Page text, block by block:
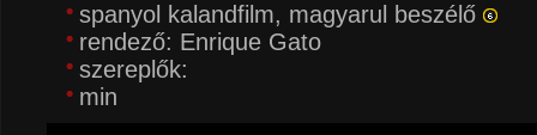
spanyol kalandfilm, magyarul beszélő
rendező: Enrique Gato
szereplők:
min